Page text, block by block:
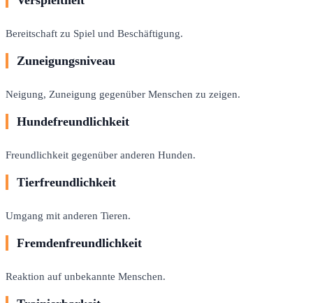
Bereitschaft zu Spiel und Beschäftigung.
Zuneigungsniveau
Neigung, Zuneigung gegenüber Menschen zu zeigen.
Hundefreundlichkeit
Freundlichkeit gegenüber anderen Hunden.
Tierfreundlichkeit
Umgang mit anderen Tieren.
Fremdenfreundlichkeit
Reaktion auf unbekannte Menschen.